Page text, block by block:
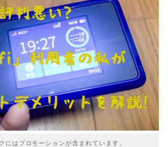
にはプロモーションが含まれています。